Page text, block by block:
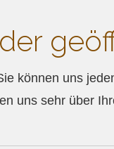
können uns
uns sehr über